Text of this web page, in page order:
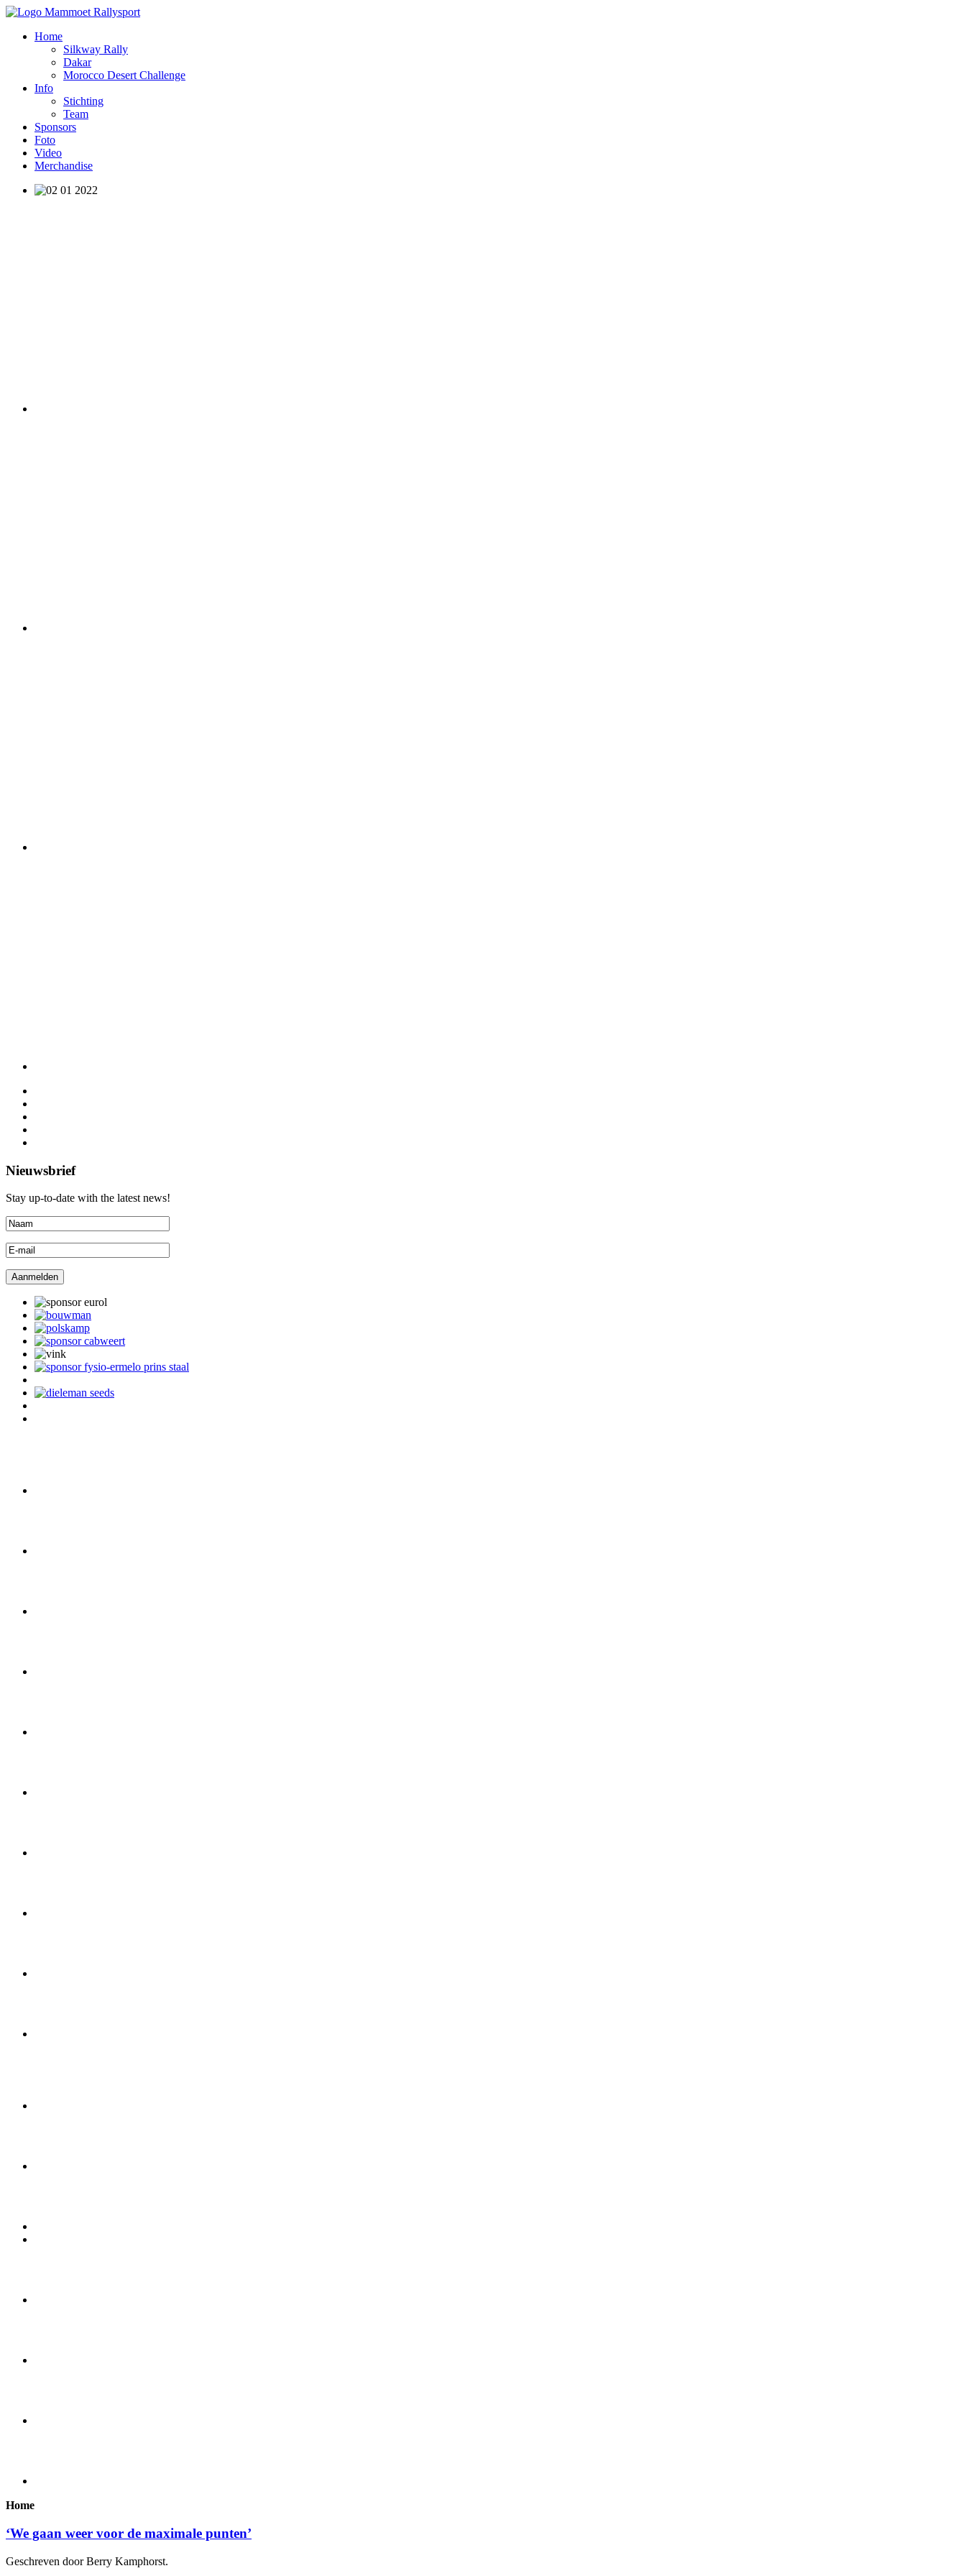
Home
Silkway Rally
Dakar
Morocco Desert Challenge
Info
Stichting
Team
Sponsors
Foto
Video
Merchandise
Nieuwsbrief
Stay up-to-date with the latest news!
Home
‘We gaan weer voor de maximale punten’
Geschreven door Berry Kamphorst.